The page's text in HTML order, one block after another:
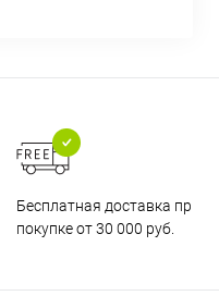
Бесплатная доставка при
покупке от 30 000 руб.